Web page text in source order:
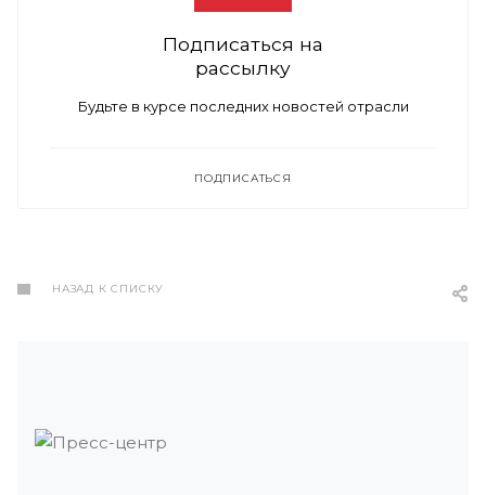
Подписаться на
рассылку
Будьте в курсе последних новостей отрасли
ПОДПИСАТЬСЯ
НАЗАД К СПИСКУ